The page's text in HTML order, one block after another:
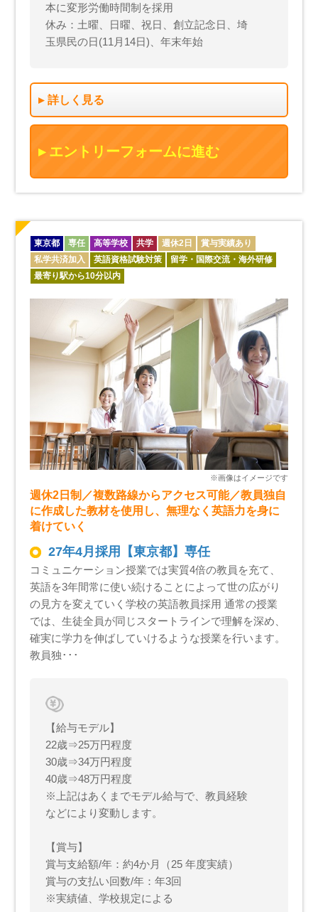
本に変形労働時間制を採用
休み：土曜、日曜、祝日、創立記念日、埼
玉県民の日(11月14日)、年末年始
詳しく見る
エントリーフォームに進む
東京都 専任 高等学校 共学 週休2日
賞与実績あり
私学共済加入
英語資格試験対策
留学・国際交流・海外研修
最寄り駅から10分以内
週休2日制／複数路線からアクセス可能／教員独自
に作成した教材を使用し、無理なく英語力を身に
着けていく
27年4月採用【東京都】専任
コミュニケーション授業では実質4倍の教員を充て、
英語を3年間常に使い続けることによって世の広がり
の見方を変えていく学校の英語教員採用 通常の授業
では、生徒全員が同じスタートラインで理解を深め、
確実に学力を伸ばしていけるような授業を行います。
教員独･･･
【給与モデル】
22歳⇒25万円程度
30歳⇒34万円程度
40歳⇒48万円程度
※上記はあくまでモデル給与で、教員経験
などにより変動します。
【賞与】
賞与支給額/年：約4か月（25 年度実績）
賞与の支払い回数/年：年3回
※実績値、学校規定による